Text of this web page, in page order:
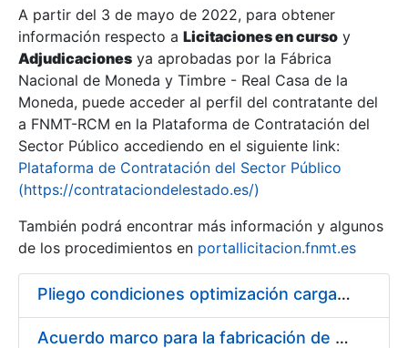
Erakutsi/Ezkutatu
Erakutsi/Ezkutatu
Erakutsi/Ezkutatu
Erakutsi/Ezkutatu
A partir del 3 de mayo de 2022, para obtener
información respecto a Licitaciones en curso y
Adjudicaciones ya aprobadas por la Fábrica
Nacional de Moneda y Timbre - Real Casa de la
Moneda, puede acceder al perfil del contratante del
a FNMT-RCM en la Plataforma de Contratación del
Sector Público accediendo en el siguiente link:
Plataforma de Contratación del Sector Público
(https://contrataciondelestado.es/)
También podrá encontrar más información y algunos
de los procedimientos en portallicitacion.fnmt.es
Pliego condiciones optimización cargas compras firmado
Acuerdo marco para la fabricación de piezas